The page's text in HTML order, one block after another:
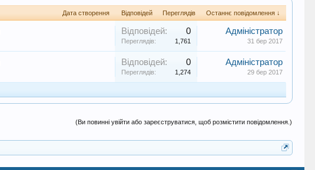
Дата створення Відповідей Переглядів Останнє повідомлення ↓
Відповідей: 0
Переглядів: 1,761
Адміністратор
31 бер 2017
Відповідей: 0
Переглядів: 1,274
Адміністратор
29 бер 2017
(Ви повинні увійти або зареєструватися, щоб розмістити повідомлення.)